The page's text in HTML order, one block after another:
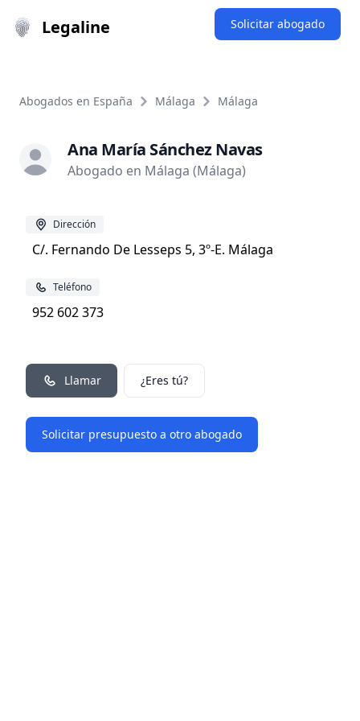
Legaline Solicitar abogado
Abogados en España Málaga Málaga
Ana María Sánchez Navas
Abogado en Málaga (Málaga)
Dirección
C/. Fernando De Lesseps 5, 3º-E. Málaga
Teléfono
952 602 373
Llamar ¿Eres tú?
Solicitar presupuesto a otro abogado